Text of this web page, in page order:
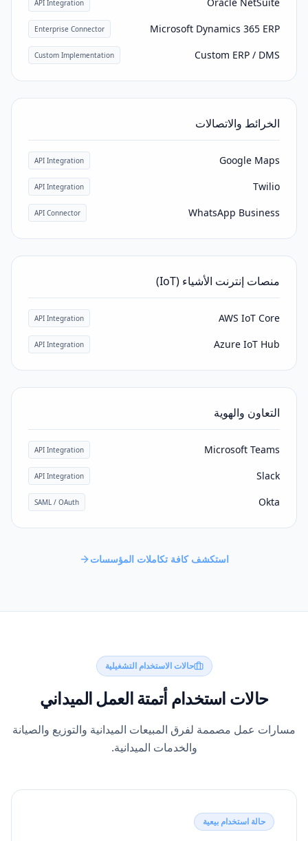
API Integration
Microsoft Dynamics 365 ERP
Enterprise Connector
Custom ERP / DMS
Custom Implementation
الخرائط والاتصالات
Google Maps
API Integration
Twilio
API Integration
WhatsApp Business
API Connector
منصات إنترنت الأشياء (IoT)
AWS IoT Core
API Integration
Azure IoT Hub
API Integration
التعاون والهوية
Microsoft Teams
API Integration
Slack
API Integration
Okta
SAML / OAuth
استكشف كافة تكاملات المؤسسات
حالات الاستخدام التشغيلية
حالات استخدام أتمتة العمل الميداني
مسارات عمل مصممة لفرق المبيعات الميدانية والتوزيع والصيانة
والخدمات الميدانية.
حالة استخدام بيعية